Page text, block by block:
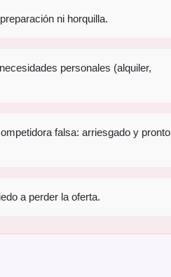
ni horquilla.
personales (alquiler,
falsa: arriesgado y pronto
a perder la oferta.